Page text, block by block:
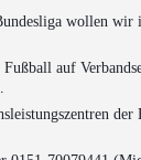
wollen wir
auf
der